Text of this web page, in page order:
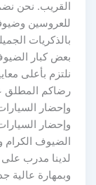
القريب. نحن
للعروسين
بالذكريات
بعض كبار
نلتزم بأعلى
رضاكم المطلق
وإحضار
وإحضار
الضيوف الكرام
لدينا مدرب
وبمهارة عالية